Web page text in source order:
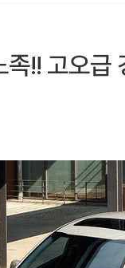
!! 고오급